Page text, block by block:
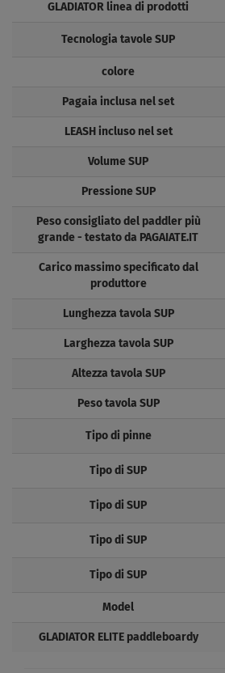
GLADIATOR linea di prodotti
Tecnologia tavole SUP
colore
Pagaia inclusa nel set
LEASH incluso nel set
Volume SUP
Pressione SUP
Peso consigliato del paddler più
grande - testato da PAGAIATE.IT
Carico massimo specificato dal
produttore
Lunghezza tavola SUP
Larghezza tavola SUP
Altezza tavola SUP
Peso tavola SUP
Tipo di pinne
Tipo di SUP
Tipo di SUP
Tipo di SUP
Tipo di SUP
Model
GLADIATOR ELITE paddleboardy